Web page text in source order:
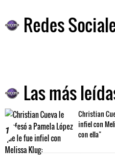
Redes
Las más
1
Christian
infiel con
con ella"